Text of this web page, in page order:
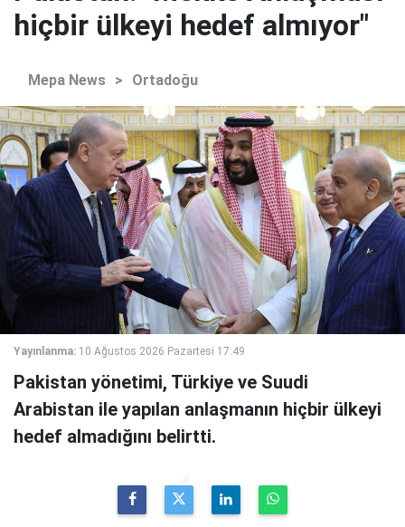
hiçbir ülkeyi hedef almıyor"
Mepa News > Ortadoğu
Yayınlanma: 10 Ağustos 2026 Pazartesi 17:49
Pakistan yönetimi, Türkiye ve Suudi
Arabistan ile yapılan anlaşmanın hiçbir ülkeyi
hedef almadığını belirtti.